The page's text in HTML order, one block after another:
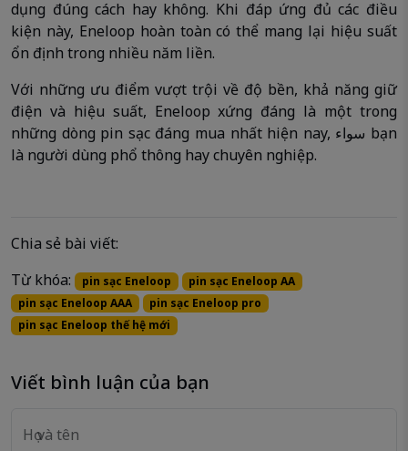
dụng đúng cách hay không. Khi đáp ứng đủ các điều
kiện này, Eneloop hoàn toàn có thể mang lại hiệu suất
ổn định trong nhiều năm liền.
Với những ưu điểm vượt trội về độ bền, khả năng giữ
điện và hiệu suất, Eneloop xứng đáng là một trong
những dòng pin sạc đáng mua nhất hiện nay, سواء bạn
là người dùng phổ thông hay chuyên nghiệp.
Chia sẻ bài viết:
Từ khóa:
pin sạc Eneloop
pin sạc Eneloop AA
pin sạc Eneloop AAA
pin sạc Eneloop pro
pin sạc Eneloop thế hệ mới
Viết bình luận của bạn
Họ và tên